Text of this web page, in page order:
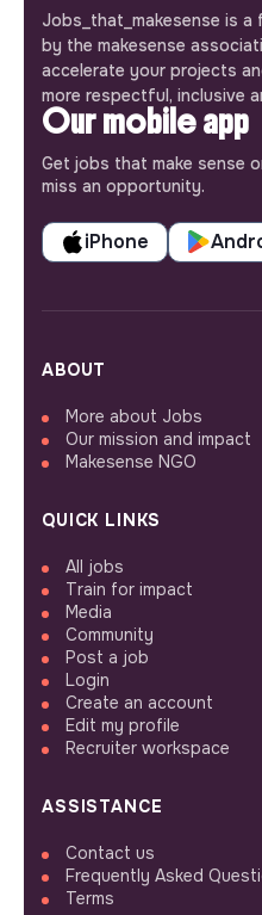
Jobs_that_makesense is
by the makesense
accelerate your projects
more respectful, inclusive
Our mobile app
Get jobs that make sense
miss an opportunity.
iPhone
ABOUT
More about Jobs
Our mission and impact
Makesense NGO
QUICK LINKS
All jobs
Train for impact
Media
Community
Post a job
Login
Create an account
Edit my profile
Recruiter workspace
ASSISTANCE
Contact us
Frequently Asked
Terms